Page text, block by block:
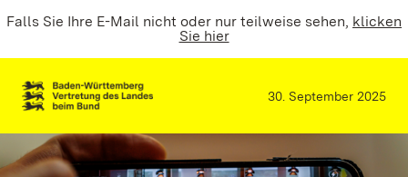
Falls Sie Ihre E-Mail nicht oder nur teilweise sehen, klicken
Sie hier
30. September 2025